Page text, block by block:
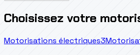
Choisissez votre
Motorisations électriques3